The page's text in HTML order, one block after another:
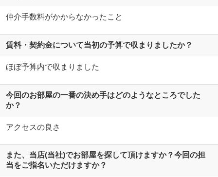
仲介手数料がかからなかったこと
賃料・契約金について当初の予算で収まりましたか？
ほぼ予算内で収まりました
今回のお部屋の一番の決め手はどのようなところでした
か？
アクセスの良さ
また、当店(当社)でお部屋を探して頂けますか？今回の担
当をご指名いただけますか？